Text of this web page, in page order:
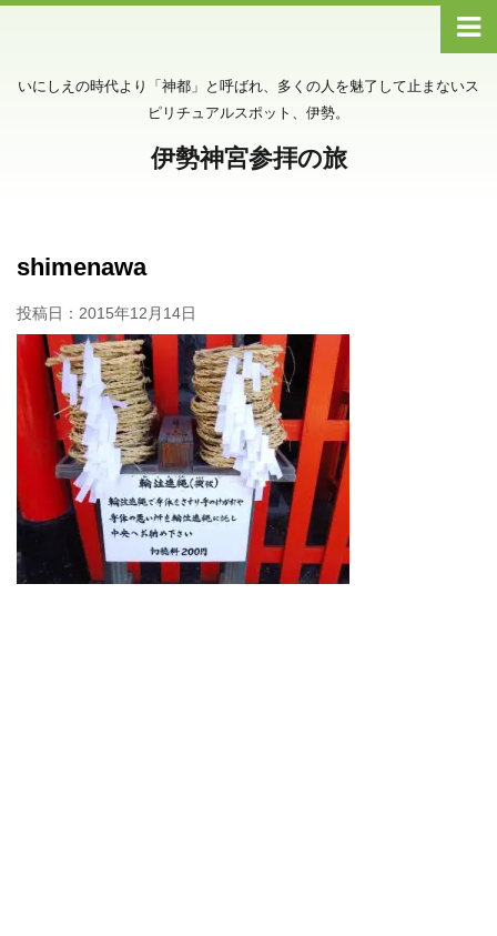
いにしえの時代より「神都」と呼ばれ、多くの人を魅了して止まないス
ピリチュアルスポット、伊勢。
伊勢神宮参拝の旅
shimenawa
投稿日： 2015年12月14日